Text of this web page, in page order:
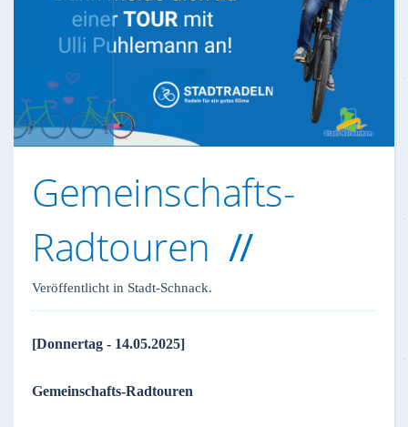
Gemeinschafts-
Radtouren
Veröffentlicht in Stadt-Schnack.
[Donnertag - 14.05.2025]
Gemeinschafts-Radtouren